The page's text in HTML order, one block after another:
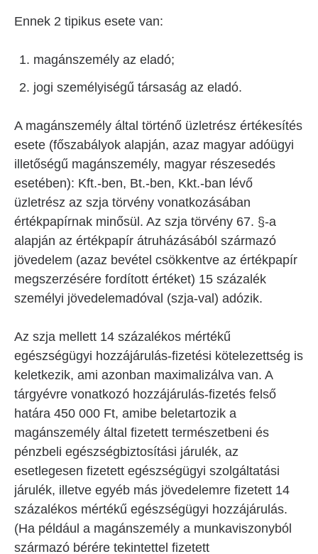
Ennek 2 tipikus esete van:
magánszemély az eladó;
jogi személyiségű társaság az eladó.
A magánszemély által történő üzletrész értékesítés
esete (főszabályok alapján, azaz magyar adóügyi
illetőségű magánszemély, magyar részesedés
esetében): Kft.-ben, Bt.-ben, Kkt.-ban lévő
üzletrész az szja törvény vonatkozásában
értékpapírnak minősül. Az szja törvény 67. §-a
alapján az értékpapír átruházásából származó
jövedelem (azaz bevétel csökkentve az értékpapír
megszerzésére fordított értéket) 15 százalék
személyi jövedelemadóval (szja-val) adózik.
Az szja mellett 14 százalékos mértékű
egészségügyi hozzájárulás-fizetési kötelezettség is
keletkezik, ami azonban maximalizálva van. A
tárgyévre vonatkozó hozzájárulás-fizetés felső
határa 450 000 Ft, amibe beletartozik a
magánszemély által fizetett természetbeni és
pénzbeli egészségbiztosítási járulék, az
esetlegesen fizetett egészségügyi szolgáltatási
járulék, illetve egyéb más jövedelemre fizetett 14
százalékos mértékű egészségügyi hozzájárulás.
(Ha például a magánszemély a munkaviszonyból
származó bérére tekintettel fizetett